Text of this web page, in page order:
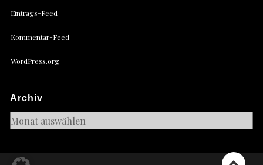
Eintrags-Feed
Kommentar-Feed
WordPress.org
Archiv
Archiv